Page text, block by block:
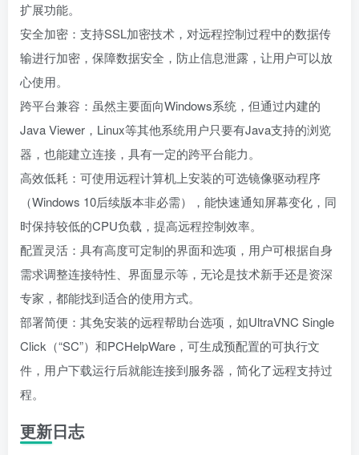
扩展功能。
安全加密：支持SSL加密技术，对远程控制过程中的数据传
输进行加密，保障数据安全，防止信息泄露，让用户可以放
心使用。
跨平台兼容：虽然主要面向Windows系统，但通过内建的
Java Viewer，Linux等其他系统用户只要有Java支持的浏览
器，也能建立连接，具有一定的跨平台能力。
高效低耗：可使用远程计算机上安装的可选镜像驱动程序
（Windows 10后续版本非必需），能快速通知屏幕变化，同
时保持较低的CPU负载，提高远程控制效率。
配置灵活：具有高度可定制的界面和选项，用户可根据自身
需求调整连接特性、界面显示等，无论是技术新手还是资深
专家，都能找到适合的使用方式。
部署简便：其免安装的远程帮助台选项，如UltraVNC Single
Click（“SC”）和PCHelpWare，可生成预配置的可执行文
件，用户下载运行后就能连接到服务器，简化了远程支持过
程。
更新日志